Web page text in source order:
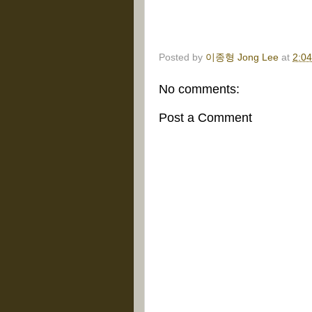
Posted by 이종형 Jong Lee at
No comments:
Post a Comment